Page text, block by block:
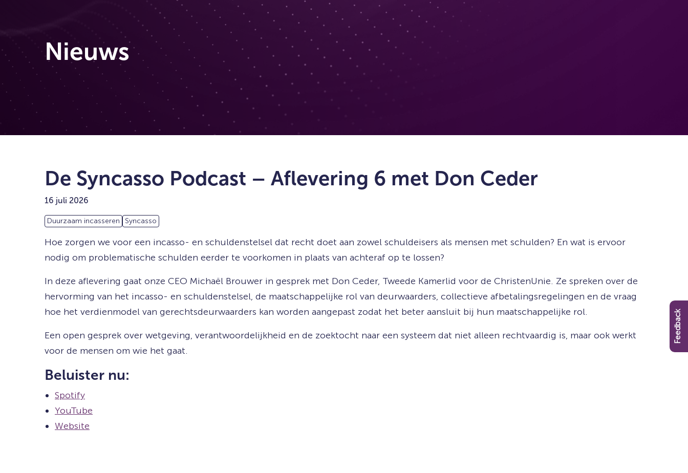
Nieuws
De Syncasso Podcast – Aflevering 6 met Don Ceder
16 juli 2026
Duurzaam incasseren Syncasso
Hoe zorgen we voor een incasso- en schuldenstelsel dat recht doet aan zowel schuldeisers als mensen met schulden? En wat is ervoor
nodig om problematische schulden eerder te voorkomen in plaats van achteraf op te lossen?
In deze aflevering gaat onze CEO Michaël Brouwer in gesprek met Don Ceder, Tweede Kamerlid voor de ChristenUnie. Ze spreken over de
hervorming van het incasso- en schuldenstelsel, de maatschappelijke rol van deurwaarders, collectieve afbetalingsregelingen en de vraag
hoe het verdienmodel van gerechtsdeurwaarders kan worden aangepast zodat het beter aansluit bij hun maatschappelijke rol.
Een open gesprek over wetgeving, verantwoordelijkheid en de zoektocht naar een systeem dat niet alleen rechtvaardig is, maar ook werkt
voor de mensen om wie het gaat.
Beluister nu:
Spotify
YouTube
Website
Feedback